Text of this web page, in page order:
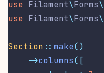
use Filament\Forms\
use Filament\Forms\
Section :: make()
->columns([